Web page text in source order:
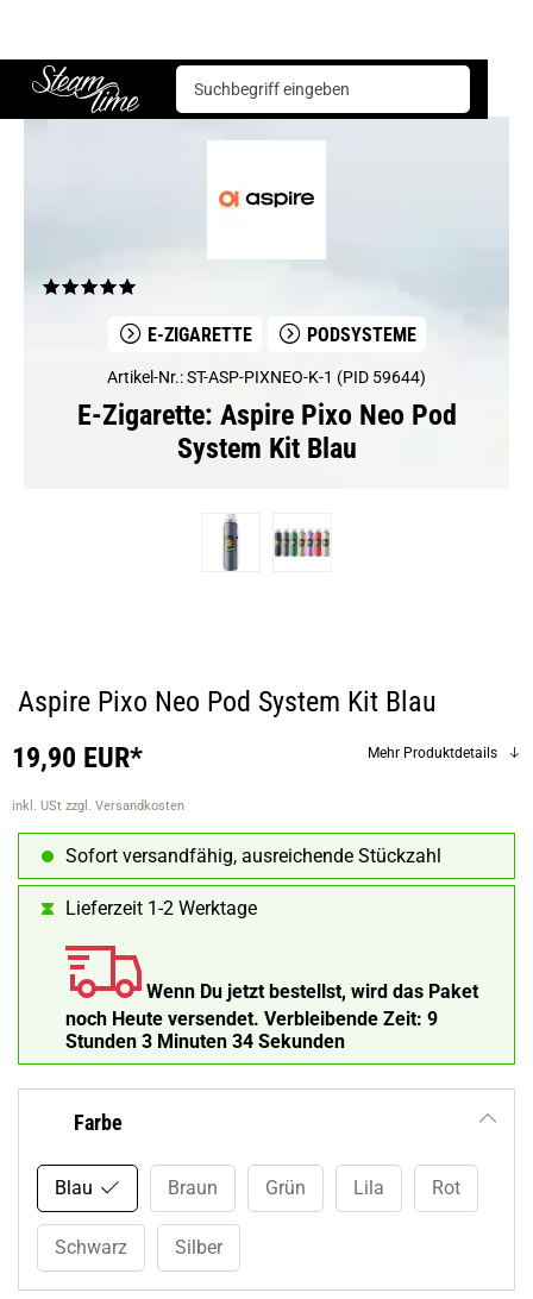
Steam time
E-Zigarette Podsysteme
E-ZIGARETTE PODSYSTEME
Artikel-Nr.: ST-ASP-PIXNEO-K-1 (PID 59644)
E-Zigarette: Aspire Pixo Neo Pod
System Kit Blau
Aspire Pixo Neo Pod System Kit Blau
19,90 EUR*
inkl. USt zzgl. Versandkosten
Mehr Produktdetails
Sofort versandfähig, ausreichende Stückzahl
Lieferzeit 1-2 Werktage
Wenn Du jetzt bestellst, wird das Paket
noch Heute versendet. Verbleibende Zeit: 9
Stunden 3 Minuten 33 Sekunden
Farbe
Blau Braun Grün Lila Rot
Schwarz Silber